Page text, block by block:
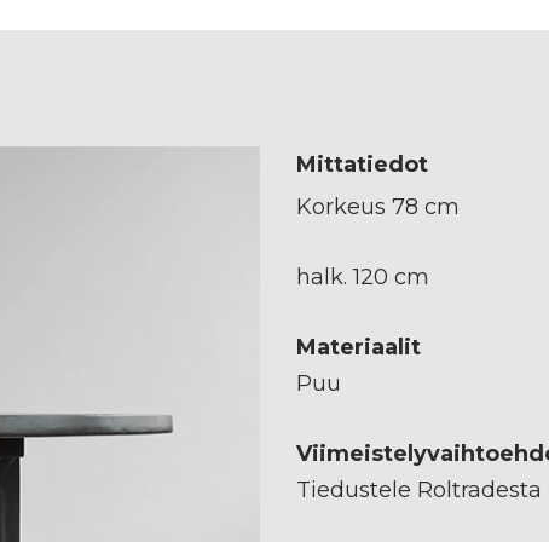
Mittatiedot
Korkeus 78 cm
halk. 120 cm
Materiaalit
Puu
Tiedustele Roltradesta